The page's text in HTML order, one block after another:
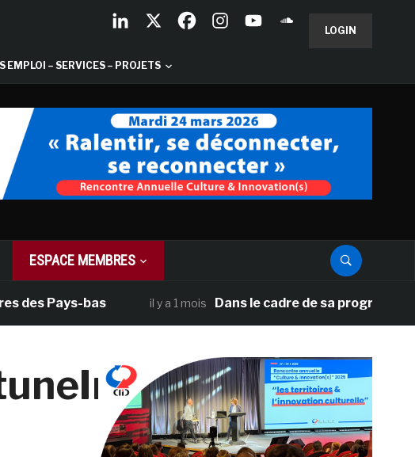
LOGIN
EMPLOI – SERVICES – PROJETS
ESPACE MEMBRES
Pays-bas il y a 1 mois Dans le cadre de sa programmation